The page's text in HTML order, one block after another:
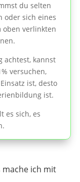
du selten
oder sich eines
oben verlinkten
achtest, kannst
versuchen,
ist, desto
ist.
es sich, es
mache ich mit